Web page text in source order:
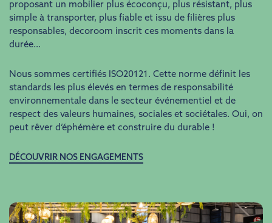
proposant un mobilier plus écoconçu, plus résistant, plus
simple à transporter, plus fiable et issu de filières plus
responsables, decoroom inscrit ces moments dans la
durée…
Nous sommes certifiés ISO20121. Cette norme définit les
standards les plus élevés en termes de responsabilité
environnementale dans le secteur événementiel et de
respect des valeurs humaines, sociales et sociétales. Oui, on
peut rêver d’éphémère et construire du durable !
DÉCOUVRIR NOS ENGAGEMENTS